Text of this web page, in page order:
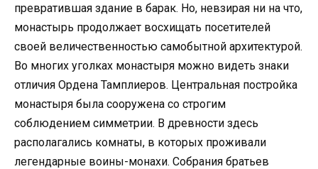
превратившая здание в барак. Но, невзирая ни на что,
монастырь продолжает восхищать посетителей
своей величественностью самобытной архитектурой.
Во многих уголках монастыря можно видеть знаки
отличия Ордена Тамплиеров. Центральная постройка
монастыря была сооружена со строгим
соблюдением симметрии. В древности здесь
располагались комнаты, в которых проживали
легендарные воины-монахи. Собрания братьев